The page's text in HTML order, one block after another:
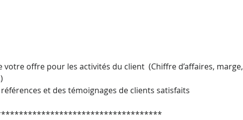
offre pour les activités du client  (Chiffre d’affaires, marge,
et des témoignages de clients satisfaits